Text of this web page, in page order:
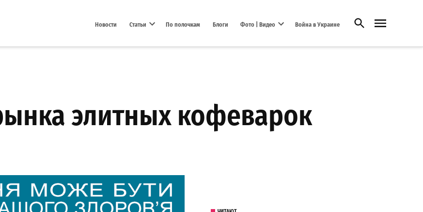
Новости Статьи По полочкам Блоги Фото | Видео Война в Украине Открыть поиск
элитных кофеварок